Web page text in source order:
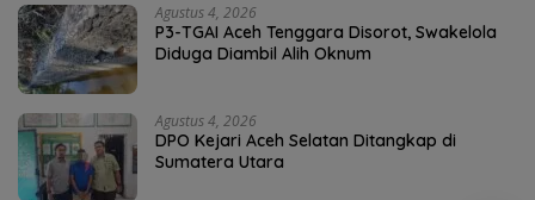
Agustus 4, 2026
P3-TGAI Aceh Tenggara Disorot, Swakelola
Diduga Diambil Alih Oknum
Agustus 4, 2026
DPO Kejari Aceh Selatan Ditangkap di
Sumatera Utara